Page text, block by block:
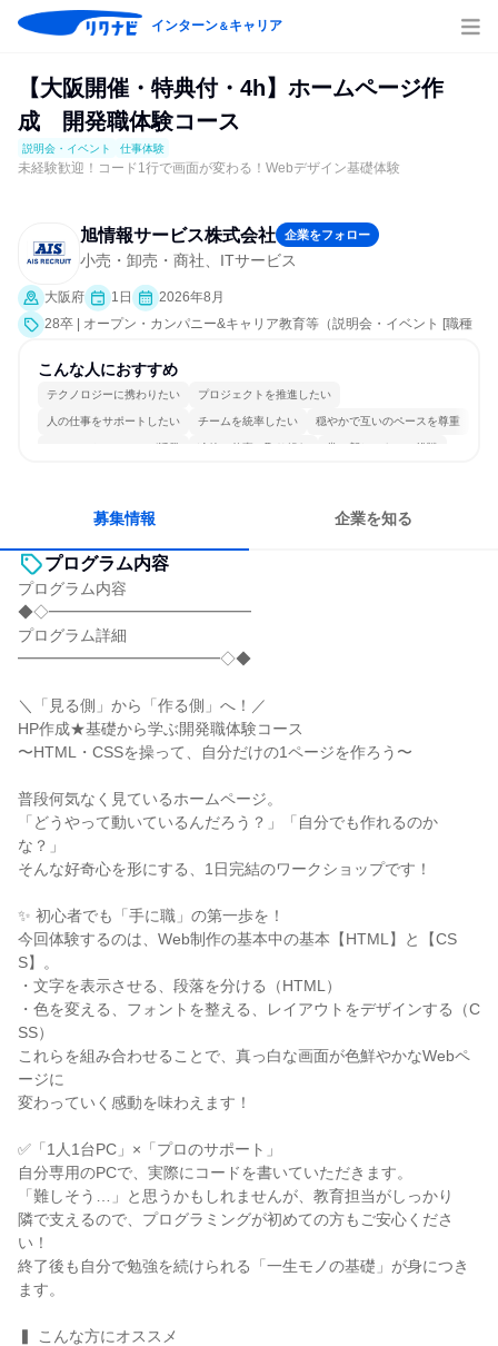
インターン＆キャリア
【大阪開催・特典付・4h】ホームページ作
成 開発職体験コース
説明会・イベント 仕事体験
未経験歓迎！コード1行で画面が変わる！Webデザイン基礎体験
旭情報サービス株式会社 企業をフォロー
小売・卸売・商社、ITサービス
大阪府 1日
2026年8月
28卒 | オープン・カンパニー&キャリア教育等（説明会・イベント [職種
こんな人におすすめ
テクノロジーに携わりたい プロジェクトを推進したい
人の仕事をサポートしたい チームを統率したい 穏やかで互いのペースを尊重
コミュニケーションが活発 冷静に仕事に取り組む 常に新しいものに挑戦
募集情報 企業を知る
プログラム内容
プログラム内容
◆◇━━━━━━━━━━━━━
プログラム詳細
━━━━━━━━━━━━━◇◆
＼「見る側」から「作る側」へ！／
HP作成★基礎から学ぶ開発職体験コース
〜HTML・CSSを操って、自分だけの1ページを作ろう〜
普段何気なく見ているホームページ。
「どうやって動いているんだろう？」「自分でも作れるのか
な？」
そんな好奇心を形にする、1日完結のワークショップです！
✨ 初心者でも「手に職」の第一歩を！
今回体験するのは、Web制作の基本中の基本【HTML】と【CS
S】。
・文字を表示させる、段落を分ける（HTML）
・色を変える、フォントを整える、レイアウトをデザインする（C
SS）
これらを組み合わせることで、真っ白な画面が色鮮やかなWebペ
ージに
変わっていく感動を味わえます！
✅「1人1台PC」×「プロのサポート」
自分専用のPCで、実際にコードを書いていただきます。
「難しそう…」と思うかもしれませんが、教育担当がしっかり
隣で支えるので、プログラミングが初めての方もご安心くださ
い！
終了後も自分で勉強を続けられる「一生モノの基礎」が身につき
ます。
▍ こんな方にオススメ